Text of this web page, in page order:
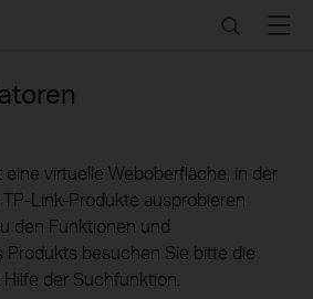
SearchMenu
eine virtuelle Weboberfläche, in der
Link-Produkte ausprobieren
den Funktionen und
Produkts besuchen Sie bitte die
der Suchfunktion.